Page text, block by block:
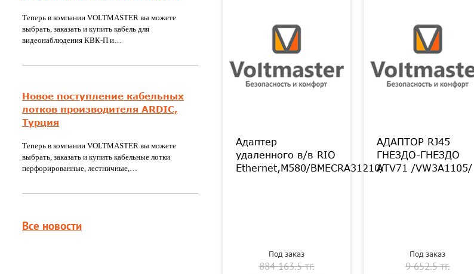
Теперь в компании VOLTMASTER вы можете
выбрать, заказать и купить кабель для
видеонаблюдения КВК-П и…
Новое поступление кабельных
лотков производителя ARDIC,
Турция
Теперь в компании VOLTMASTER вы можете
выбрать, заказать и купить кабельные лотки
перфорированные, лестничные,…
Все новости
Адаптер
удаленного в/в RIO
Ethernet,M580/BMECRA31210/
Под заказ
884 163.5 тг.
АДАПТОР RJ45
ГНЕЗДО-ГНЕЗДО
ATV71 /VW3A1105/
Под заказ
9 652.5 тг.